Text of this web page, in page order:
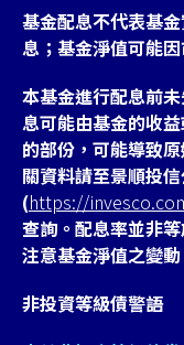
基金配息不代表基
息；基金淨值可能
本基金進行配息前
息可能由基金的收
的部份，可能導致
關資料請至景順投
(https://
查詢。配息率並非
注意基金淨值之變動
非投資等級債警語